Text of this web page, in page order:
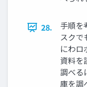
28.
手順を
スクで
にわロ
資料を
調べる
庫を調